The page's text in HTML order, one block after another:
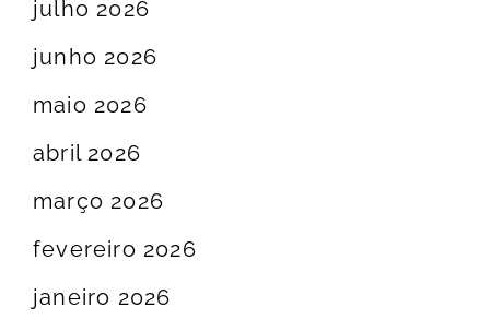
julho 2026
junho 2026
maio 2026
abril 2026
março 2026
fevereiro 2026
janeiro 2026